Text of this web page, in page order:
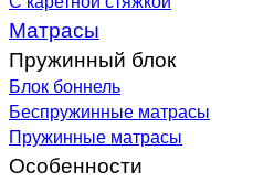
Матрасы
Пружинный блок
Блок боннель
Беспружинные матрасы
Пружинные матрасы
Особенности